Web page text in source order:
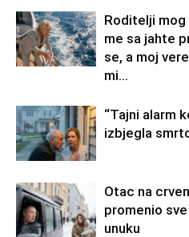
Roditelji mog
me sa jahte
se, a moj
mi...
“Tajni alarm
izbjegla
Otac na
promenio
unuku